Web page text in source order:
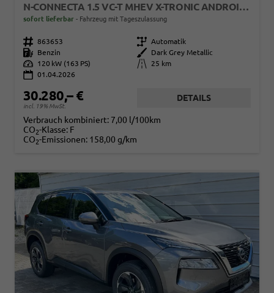
N-CONNECTA 1.5 VC-T MHEV X-TRONIC ANDROID AUTO*NAVI*SHZ*3Z KLIMAAUTO*360°*ACC*E-HECK
sofort lieferbar Fahrzeug mit Tageszulassung
Fahrzeugnr. 863653 Getriebe Automatik
Kraftstoff
Benzin Außenfarbe
Dark Grey Metallic
Leistung
120 kW (163 PS) Kilometerstand
25 km
01.04.2026
30.280,– €
incl. 19% MwSt.
DETAILS
Verbrauch kombiniert: 7,00 l/100km
CO2-Klasse: F
CO2-Emissionen: 158,00 g/km